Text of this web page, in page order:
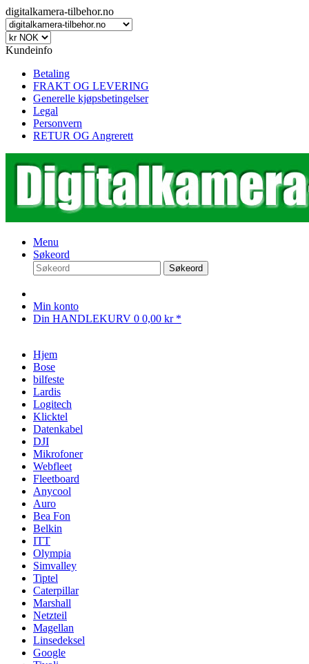
digitalkamera-tilbehor.no
Kundeinfo
Betaling
FRAKT OG LEVERING
Generelle kjøpsbetingelser
Legal
Personvern
RETUR OG Angrerett
Menu
Søkeord
Søkeord
Min konto
Din HANDLEKURV 0 0,00 kr *
Hjem
Bose
bilfeste
Lardis
Logitech
Klicktel
Datenkabel
DJI
Mikrofoner
Webfleet
Fleetboard
Anycool
Auro
Bea Fon
Belkin
ITT
Olympia
Simvalley
Tiptel
Caterpillar
Marshall
Netzteil
Magellan
Linsedeksel
Google